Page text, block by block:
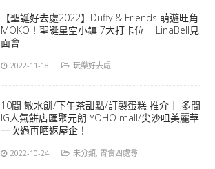
【聖誕好去處2022】Duffy & Friends 萌遊旺角
MOKO！聖誕星空小鎮 7大打卡位 + LinaBell見
面會
2022-11-18 玩樂好去處
10間 散水餅/下午茶甜點/訂製蛋糕 推介｜ 多間
IG人氣餅店匯聚元朗 YOHO mall/尖沙咀美麗華
一次過再晒返屋企！
2022-10-24 未分類, 胃食四處尋